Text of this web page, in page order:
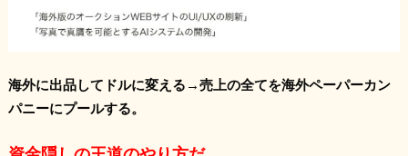
海外に出品してドルに変える→売上の全てを海外ペーパーカン
パニーにプールする。